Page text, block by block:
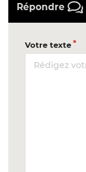
Répondre
Votre texte